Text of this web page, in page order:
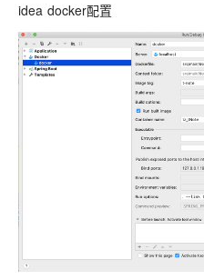
idea docker配置